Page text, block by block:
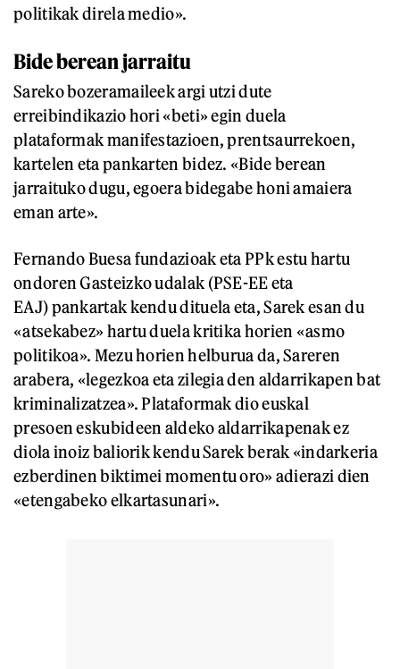
politikak direla medio».
Bide berean jarraitu
Sareko bozeramaileek argi utzi dute
erreibindikazio hori «beti» egin duela
plataformak manifestazioen, prentsaurrekoen,
kartelen eta pankarten bidez. «Bide berean
jarraituko dugu, egoera bidegabe honi amaiera
eman arte».
Fernando Buesa fundazioak eta PPk estu hartu
ondoren Gasteizko udalak (PSE-EE eta
EAJ) pankartak kendu dituela eta, Sarek esan du
«atsekabez» hartu duela kritika horien «asmo
politikoa». Mezu horien helburua da, Sareren
arabera, «legezkoa eta zilegia den aldarrikapen bat
kriminalizatzea». Plataformak dio euskal
presoen eskubideen aldeko aldarrikapenak ez
diola inoiz baliorik kendu Sarek berak «indarkeria
ezberdinen biktimei momentu oro» adierazi dien
«etengabeko elkartasunari».